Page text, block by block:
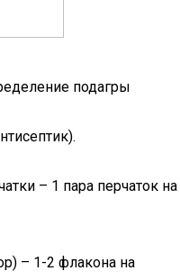
подагры
– 1 пара перчаток на
– 1-2 флакона на